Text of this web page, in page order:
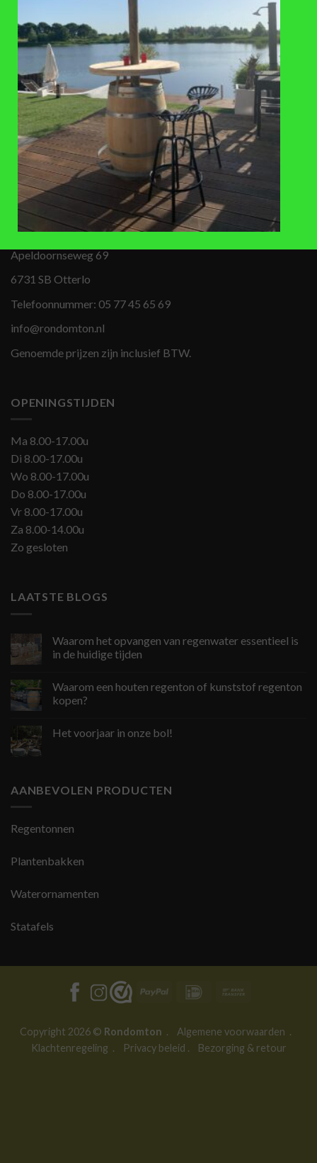
TOEVOEGEN
VERLANGLIJST
Roto regenton bruin 240 liter
225,-
BEZOEKADRES
Apeldoornseweg 69
6731 SB Otterlo
Telefoonnummer: 05 77 45 65 69
info@rondomton.nl
Genoemde prijzen zijn inclusief BTW.
OPENINGSTIJDEN
Ma 8.00-17.00u
Di 8.00-17.00u
Wo 8.00-17.00u
Do 8.00-17.00u
Vr 8.00-17.00u
Za 8.00-14.00u
Zo gesloten
LAATSTE BLOGS
Waarom het opvangen van regenwater essentieel is
in de huidige tijden
Waarom een houten regenton of kunststof regenton
kopen?
Het voorjaar in onze bol!
AANBEVOLEN PRODUCTEN
Regentonnen
Plantenbakken
Waterornamenten
Statafels
PayPal IDeal
Copyright 2026 © Rondomton . Algemene voorwaarden .
Klachtenregeling . Privacy beleid . Bezorging & retour